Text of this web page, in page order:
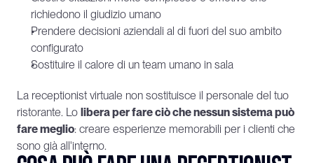
richiedono il giudizio umano
Prendere decisioni aziendali al di fuori del suo ambito
configurato
Sostituire il calore di un team umano in sala
La receptionist virtuale non sostituisce il personale del tuo
ristorante. Lo libera per fare ciò che nessun sistema può
fare meglio: creare esperienze memorabili per i clienti che
sono già all'interno.